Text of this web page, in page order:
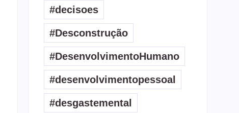
#decisoes
#Desconstrução
#DesenvolvimentoHumano
#desenvolvimentopessoal
#desgastemental